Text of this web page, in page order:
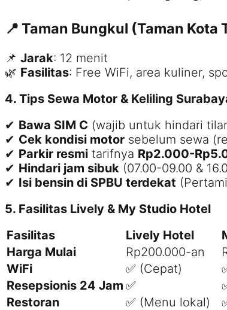
📍 Taman Bungkul (Taman Kota
📌 Jarak: 12 menit
🌿 Fasilitas: Free WiFi, area kuliner,
4. Tips Sewa Motor & Keliling
✔ Bawa SIM C (wajib untuk hindari
✔ Cek kondisi motor sebelum sewa
✔ Parkir resmi tarifnya Rp2.000-
✔ Hindari jam sibuk (07.00-09.00 &
✔ Isi bensin di SPBU terdekat
5. Fasilitas Lively & My Studio Hotel
Fasilitas
Lively Hotel
Harga Mulai
Rp200.000-an
WiFi
✅ (Cepat)
Resepsionis 24 Jam ✅
Restoran
✅ (Menu lokal)